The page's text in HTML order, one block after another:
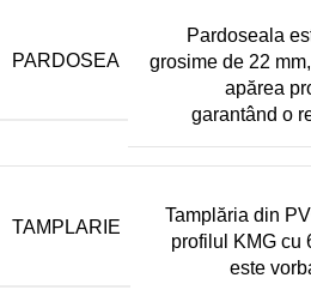
PARDOSEA
Pardoseala
grosime de 22
apărea
garantând o
TAMPLARIE
Tamplăria din
profilul KMG cu
este